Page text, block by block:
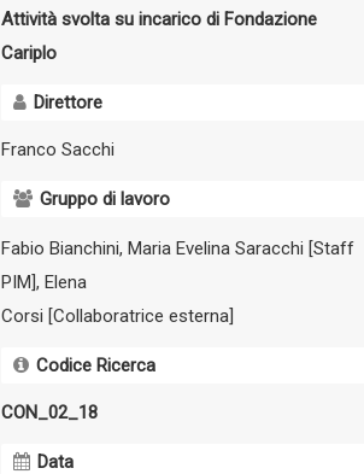
Attività svolta su incarico di Fondazione
Cariplo
Direttore
Franco Sacchi
Gruppo di lavoro
Fabio Bianchini, Maria Evelina Saracchi [Staff
PIM], Elena
Corsi [Collaboratrice esterna]
Codice Ricerca
CON_02_18
Data